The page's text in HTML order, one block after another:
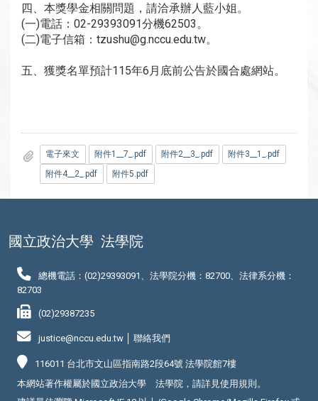
四、本獎學金相關問題，請洽承辦人藍小姐。
(一)電話：02-29393091分機62503。
(二)電子信箱：tzushu@g.nccu.edu.tw。
五、獲獎名單預計115年6月底前公告於國合處網站。
電子來文 附件1__7_.pdf 附件2__3_.pdf
附件3__1_.pdf
附件4__2_.pdf
附件5.pdf
國立政治大學 法學院
總機電話：(02)29393091、法學院分機：82700、法律系分機：
82703
(02)29387235
justice@nccu.edu.tw │聯絡我們
116011 台北市文山區指南路2段64號 法學院館7樓
本網站著作權屬於國立政治大學 法學院，請詳見使用規則 。